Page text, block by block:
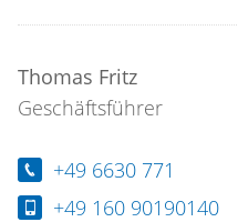
Thomas Fritz
Geschäftsführer
+49 6630 771
+49 160 90190140